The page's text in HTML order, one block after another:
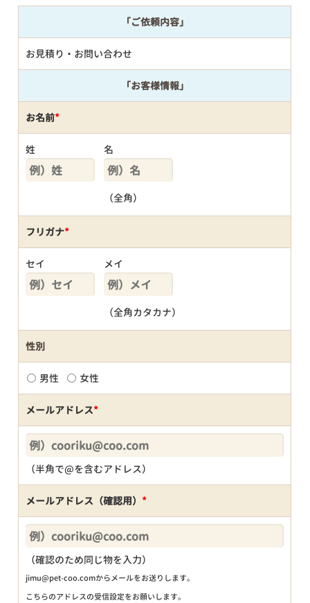
「ご依頼内容」
お見積り・お問い合わせ
「お客様情報」
お名前*
姓 名
（全角）
フリガナ*
セイ メイ
（全角カタカナ）
性別
男性 女性
メールアドレス*
（半角で@を含むアドレス）
メールアドレス（確認用） *
（確認のため同じ物を入力）
jimu@pet-coo.comからメールをお送りします。
こちらのアドレスの受信設定をお願いします。